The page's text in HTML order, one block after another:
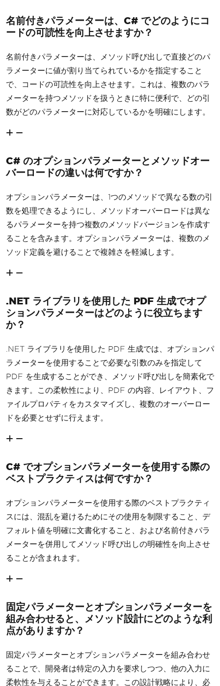
名前付きパラメーターは、C# でどのようにコ
ードの可読性を向上させますか？
名前付きパラメーターは、メソッド呼び出しで直接どのパ
ラメーターに値が割り当てられているかを指定すること
で、コードの可読性を向上させます。これは、複数のパラ
メーターを持つメソッドを扱うときに特に便利で、どの引
数がどのパラメーターに対応しているかを明確にします。
C# のオプションパラメーターとメソッドオー
バーロードの違いは何ですか？
オプションパラメーターは、1つのメソッドで異なる数の引
数を処理できるようにし、メソッドオーバーロードは異な
るパラメーターを持つ複数のメソッドバージョンを作成す
ることを含みます。オプションパラメーターは、複数のメ
ソッド定義を避けることで複雑さを軽減します。
.NET ライブラリを使用した PDF 生成でオプ
ションパラメーターはどのように役立ちます
か？
.NET ライブラリを使用した PDF 生成では、オプションパ
ラメーターを使用することで必要な引数のみを指定して
PDF を生成することができ、メソッド呼び出しを簡素化で
きます。この柔軟性により、PDF の内容、レイアウト、フ
ァイルプロパティをカスタマイズし、複数のオーバーロー
ドを必要とせずに行えます。
C# でオプションパラメーターを使用する際の
ベストプラクティスは何ですか？
オプションパラメーターを使用する際のベストプラクティ
スには、混乱を避けるためにその使用を制限すること、デ
フォルト値を明確に文書化すること、および名前付きパラ
メーターを併用してメソッド呼び出しの明確性を向上させ
ることが含まれます。
固定パラメーターとオプションパラメーターを
組み合わせると、メソッド設計にどのような利
点がありますか？
固定パラメーターとオプションパラメーターを組み合わせ
ることで、開発者は特定の入力を要求しつつ、他の入力に
柔軟性を与えることができます。この設計戦略により、必